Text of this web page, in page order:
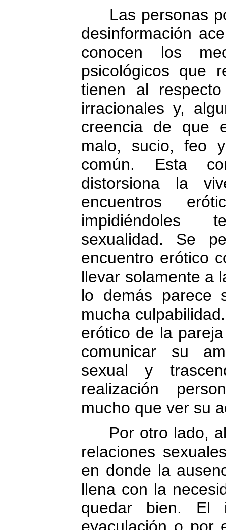
Las personas
desinformación
conocen los
psicológicos que
tienen al
irracionales y,
creencia de que
malo, sucio, feo
común. Esta
distorsiona la
encuentros
impidiéndoles
sexualidad. Se
encuentro erótico
llevar solamente a
lo demás parece
mucha
erótico de la
comunicar su
sexual y
realización
mucho que ver su
Por otro lado,
relaciones
en donde la
llena con la
quedar bien. El